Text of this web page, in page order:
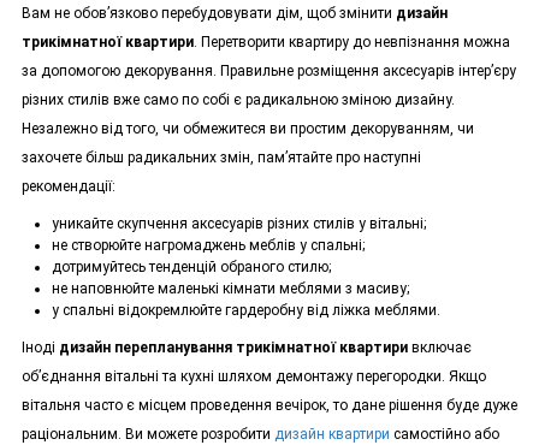
Вам не обов’язково перебудовувати дім, щоб змінити дизайн
трикімнатної квартири. Перетворити квартиру до невпізнання можна
за допомогою декорування. Правильне розміщення аксесуарів інтер’єру
різних стилів вже само по собі є радикальною зміною дизайну.
Незалежно від того, чи обмежитеся ви простим декоруванням, чи
захочете більш радикальних змін, пам’ятайте про наступні
рекомендації:
уникайте скупчення аксесуарів різних стилів у вітальні;
не створюйте нагромаджень меблів у спальні;
дотримуйтесь тенденцій обраного стилю;
не наповнюйте маленькі кімнати меблями з масиву;
у спальні відокремлюйте гардеробну від ліжка меблями.
Іноді дизайн перепланування трикімнатної квартиривключає
об’єднання вітальні та кухні шляхом демонтажу перегородки. Якщо
вітальня часто є місцем проведення вечірок, то дане рішення буде дуже
раціональним. Ви можете розробити дизайн квартири самостійно або